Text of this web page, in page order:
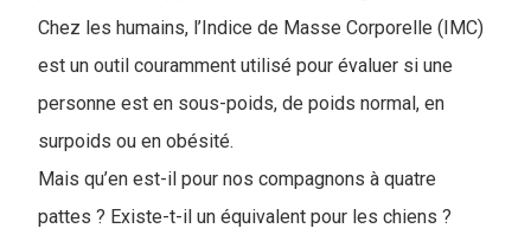
Chez les humains, l’Indice de Masse Corporelle (IMC)
est un outil couramment utilisé pour évaluer si une
personne est en sous-poids, de poids normal, en
surpoids ou en obésité.
Mais qu’en est-il pour nos compagnons à quatre
pattes ? Existe-t-il un équivalent pour les chiens ?